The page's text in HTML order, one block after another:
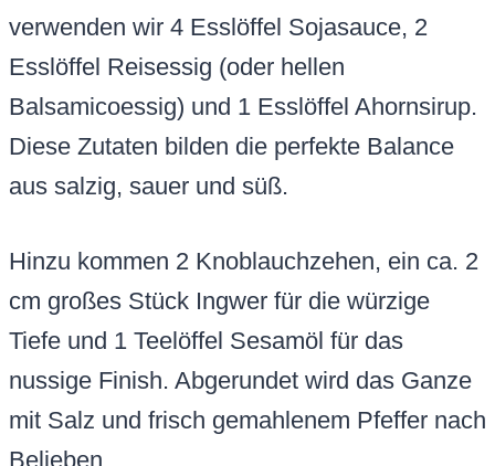
verwenden wir 4 Esslöffel Sojasauce, 2
Esslöffel Reisessig (oder hellen
Balsamicoessig) und 1 Esslöffel Ahornsirup.
Diese Zutaten bilden die perfekte Balance
aus salzig, sauer und süß.
Hinzu kommen 2 Knoblauchzehen, ein ca. 2
cm großes Stück Ingwer für die würzige
Tiefe und 1 Teelöffel Sesamöl für das
nussige Finish. Abgerundet wird das Ganze
mit Salz und frisch gemahlenem Pfeffer nach
Belieben.